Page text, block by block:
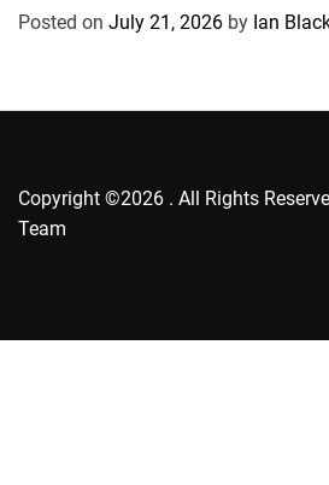
rPosted on July 21, 2026 by Ian
Copyright ©2026 . All Rights
Team